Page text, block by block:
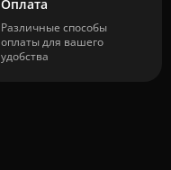
Оплата
Различные способы
оплаты для вашего
удобства